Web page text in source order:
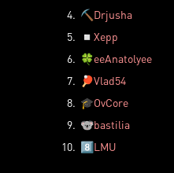
4. ⛏️ Drjusha
5.
◽ Xepp
6. 🍀eeAnatolyee
7.
🏓Vlad54
8. 🎓OvCore
9. 🐨bastilia
10. 8️⃣LMU